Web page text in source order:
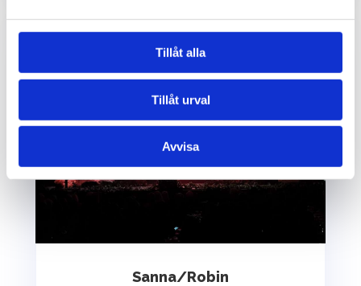
Tillåt alla
Tillåt urval
Avvisa
Sanna/Robin